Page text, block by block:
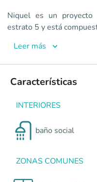
Niquel
Apartamentos en Cali
103.45
3
ColombiaCali
Niquel es un proyecto
estrato 5 y está
Leer más
Características
INTERIORES
baño social
ZONAS COMUNES